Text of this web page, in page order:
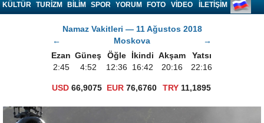
KÜLTÜR TURIZM BILIM SPOR YORUM FOTO VIDEO İLETİŞİM
Namaz Vakitleri — 11 Ağustos 2018
←
Moskova
→
Ezan Güneş Öğle İkindi Akşam
Yatsı
2:45
4:52 12:36 16:42 20:16 22:16
USD 66,9075 EUR 76,6760 TRY 11,1895